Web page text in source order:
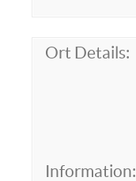
Ort Details:
Information: